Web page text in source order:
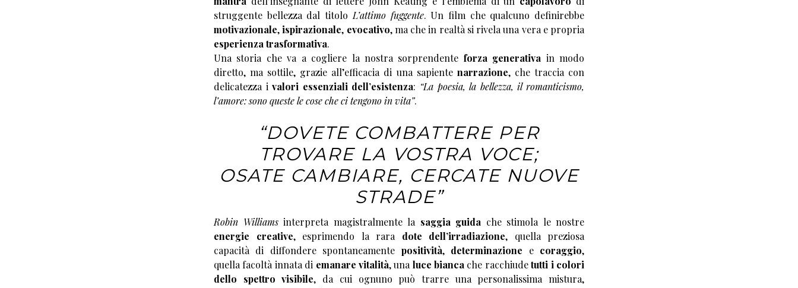
struggente bellezza dal titolo L’attimo fuggente. Un film che qualcuno definirebbe
motivazionale,ispirazionale, evocativo, ma che in realtà si rivela una vera e propria
esperienza trasformativa.
Una storia che va a cogliere la nostra sorprendente forza generativa in modo
diretto, ma sottile, grazie all’efficacia di una sapiente narrazione, che traccia con
delicatezza ivalori essenziali dell’esistenza: “La poesia, la bellezza, il romanticismo,
l’amore: sono queste le cose che ci tengono in vita”.
“DOVETE COMBATTERE PER
TROVARE LA VOSTRA VOCE;
OSATE CAMBIARE, CERCATE NUOVE
STRADE”
Robin Williamsinterpreta magistralmente la saggia guida che stimola le nostre
energie creative, esprimendo la rara dote dell’irradiazione, quella preziosa
capacità di diffondere spontaneamente positività, determinazione e coraggio,
quella facoltà innata di emanare vitalità, una luce bianca che racchiudetutti i colori
dello spettro visibile, da cui ognuno può trarre una personalissima mistura,